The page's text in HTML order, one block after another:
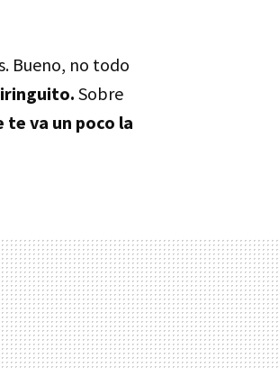
Bueno, no todo
Sobre
te va un poco la